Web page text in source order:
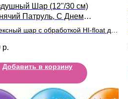
Шар (12''/30 см)
Патруль, С Днем
Ассорти, пастель, 5 ст
шар с обработкой HI-float для
р.
Добавить в корзину